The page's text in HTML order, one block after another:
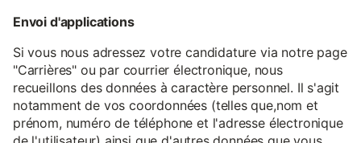
Envoi d'applications
Si vous nous adressez votre candidature via notre page
"Carrières" ou par courrier électronique, nous
recueillons des données à caractère personnel. Il s'agit
notamment de vos coordonnées (telles que,nom et
prénom, numéro de téléphone et l'adresse électronique